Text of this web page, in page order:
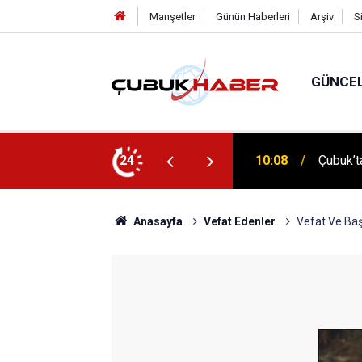
Manşetler Günün Haberleri Arşiv
24 12:06
Anasayfa Vefat Edenler Vefat Ve